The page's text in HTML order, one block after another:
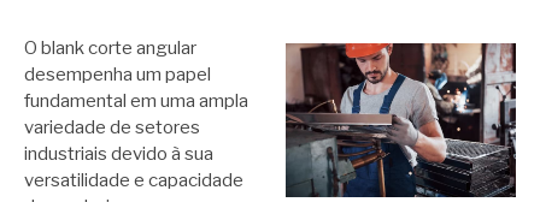
O blank corte angular
desempenha um papel
fundamental em uma ampla
variedade de setores
industriais devido à sua
versatilidade e capacidade